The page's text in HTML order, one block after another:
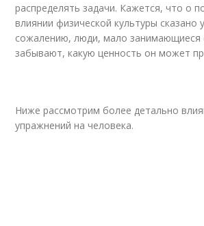
распределять задачи. Кажется, что о
влиянии физической культуры сказано
сожалению, люди, мало занимающиеся
забывают, какую ценность он может
Ниже рассмотрим более детально
упражнений на человека.